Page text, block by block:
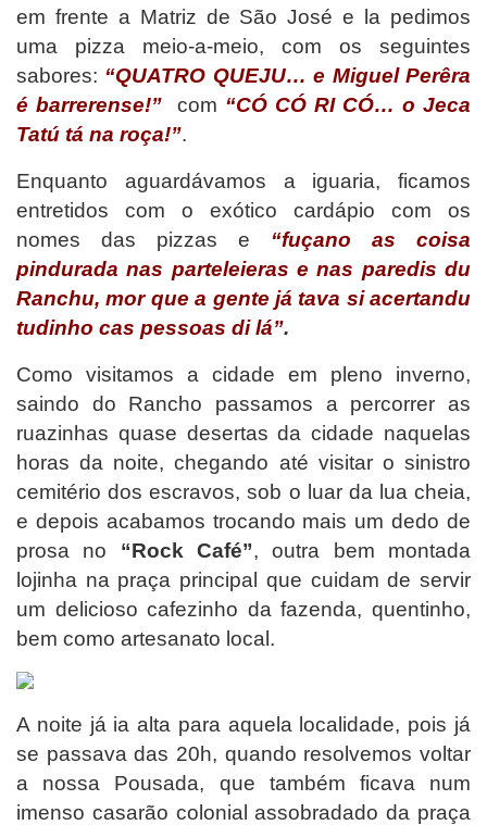
em frente a Matriz de São José e la pedimos
uma pizza meio-a-meio, com os seguintes
sabores: “QUATRO QUEJU… e Miguel Perêra
é barrerense!” com “CÓ CÓ RI CÓ… o Jeca
Tatú tá na roça!”.
Enquanto aguardávamos a iguaria, ficamos
entretidos com o exótico cardápio com os
nomes das pizzas e “fuçano as coisa
pindurada nas parteleieras e nas paredis du
Ranchu, mor que a gente já tava si acertandu
tudinho cas pessoas di lá”.
Como visitamos a cidade em pleno inverno,
saindo do Rancho passamos a percorrer as
ruazinhas quase desertas da cidade naquelas
horas da noite, chegando até visitar o sinistro
cemitério dos escravos, sob o luar da lua cheia,
e depois acabamos trocando mais um dedo de
prosa no “Rock Café”, outra bem montada
lojinha na praça principal que cuidam de servir
um delicioso cafezinho da fazenda, quentinho,
bem como artesanato local.
A noite já ia alta para aquela localidade, pois já
se passava das 20h, quando resolvemos voltar
a nossa Pousada, que também ficava num
imenso casarão colonial assobradado da praça